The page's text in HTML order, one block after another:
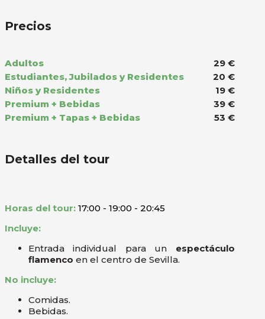
Precios
Adultos
29 €
Estudiantes, Jubilados y Residentes
20 €
Niños y Residentes
19 €
Premium + Bebidas
39 €
Premium + Tapas + Bebidas
53 €
Detalles del tour
Horas del tour: 17:00 - 19:00 - 20:45
Incluye:
Entrada individual para un espectáculo
flamenco en el centro de Sevilla.
No incluye:
Comidas.
Bebidas.